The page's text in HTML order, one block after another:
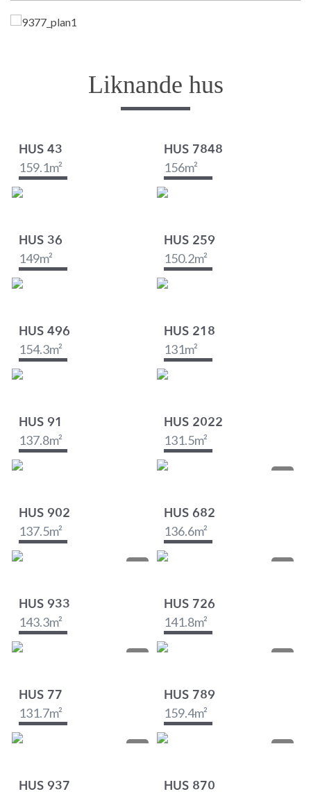
Liknande hus
HUS 43
159.1m²
HUS 7848
156m²
HUS 36
149m²
HUS 259
150.2m²
HUS 496
154.3m²
HUS 218
131m²
HUS 91
137.8m²
HUS 2022
131.5m²
HUS 902
137.5m²
HUS 682
136.6m²
HUS 933
143.3m²
HUS 726
141.8m²
HUS 77
131.7m²
HUS 789
159.4m²
HUS 937 HUS 870